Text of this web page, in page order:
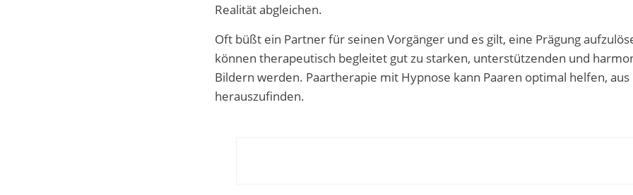
Realität abgleichen.
Oft büßt ein Partner für seinen Vorgänger und es gilt, eine Prägung
können therapeutisch begleitet gut zu starken, unterstützenden und
Bildern werden. Paartherapie mit Hypnose kann Paaren optimal helfen,
herauszufinden.